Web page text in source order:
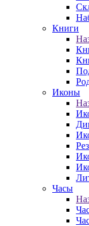
Книги
Иконы
Часы